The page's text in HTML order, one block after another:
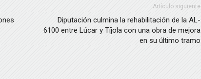
Artículo siguiente
Diputación culmina la rehabilitación de la AL-
6100 entre Lúcar y Tíjola con una obra de mejora
en su último tramo